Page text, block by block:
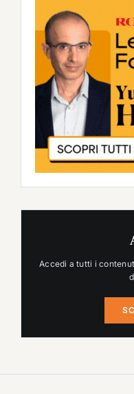
Accedi a tutti i